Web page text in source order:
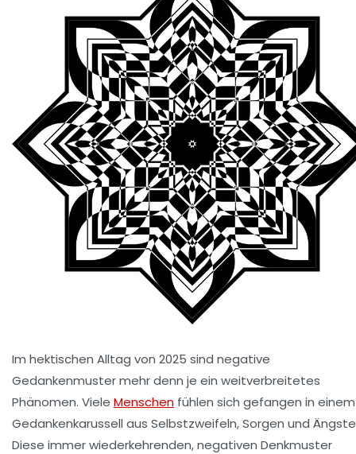
Im hektischen Alltag von 2025 sind negative
Gedankenmuster mehr denn je ein weitverbreitetes
Phänomen. Viele Menschen fühlen sich gefangen in einem
Gedankenkarussell aus Selbstzweifeln, Sorgen und
Diese immer wiederkehrenden, negativen Denkmuster